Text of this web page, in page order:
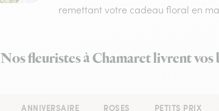
remettant votre cadeau floral en
Nos fleuristes à Chamaret livrent
ANNIVERSAIRE ROSES PETITS PRIX